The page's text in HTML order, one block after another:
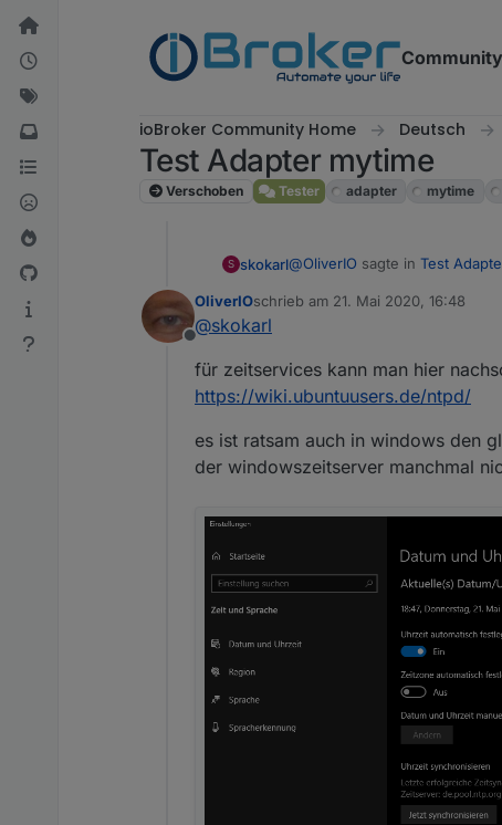
Weiter zum Inhalt
ioBroker Community Home Deutsch
Test Adapter mytime
Verschoben Tester adapter mytime
S skokarl@OliverIO sagte in Test
Offline
OliverIOschrieb am 21. Mai 2020, 16:48
zuletzt editiert von
@skokarl
für zeitservices kann man hier
https://wiki.ubuntuusers.de/ntpd/
es ist ratsam auch in windows den
der windowszeitserver manchmal